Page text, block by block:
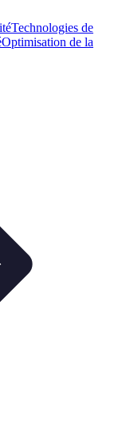
Technologies de
Optimisation de la